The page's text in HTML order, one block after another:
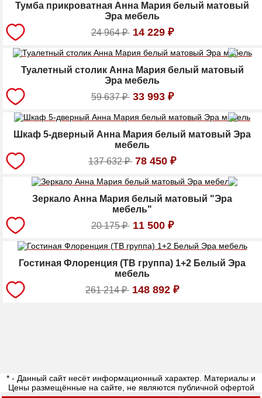
Тумба прикроватная Анна Мария белый матовый
Эра мебель
24 964₽ 14 229 ₽
Туалетный столик Анна Мария белый матовый
Эра мебель
59 637₽ 33 993 ₽
Шкаф 5-дверный Анна Мария белый матовый Эра
мебель
137 632₽ 78 450 ₽
Зеркало Анна Мария белый матовый "Эра
мебель"
20 175₽ 11 500 ₽
Гостиная Флоренция (ТВ группа) 1+2 Белый Эра
мебель
261 214₽ 148 892 ₽
* - Данный сайт несёт информационный характер. Материалы и
Цены размещённые на сайте, не являются публичной офертой